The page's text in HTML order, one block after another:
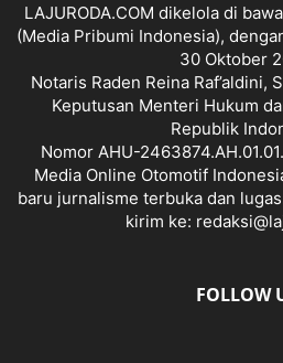
LAJURODA.COM dikelola di
(Media Pribumi Indonesia),
30 Oktober
Notaris Raden Reina Raf’aldini,
Keputusan Menteri Hukum
Republik
Nomor AHU-
Media Online Otomotif
baru jurnalisme terbuka dan
kirim ke:
FOLLOW